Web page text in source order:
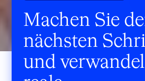
Machen Sie
nächsten
und